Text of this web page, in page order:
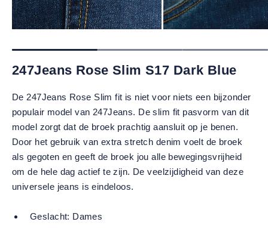
247Jeans Rose Slim S17 Dark Blue
De 247Jeans Rose Slim fit is niet voor niets een bijzonder
populair model van 247Jeans. De slim fit pasvorm van dit
model zorgt dat de broek prachtig aansluit op je benen.
Door het gebruik van extra stretch denim voelt de broek
als gegoten en geeft de broek jou alle bewegingsvrijheid
om de hele dag actief te zijn. De veelzijdigheid van deze
universele jeans is eindeloos.
Geslacht: Dames